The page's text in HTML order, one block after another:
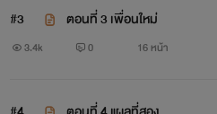
#3 ตอนที่ 3 เพื่อนใหม่
3.4k 0 16 หน้า